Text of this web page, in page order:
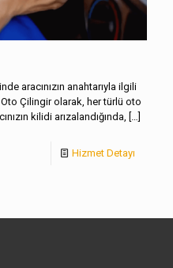
aracınızın anahtarıyla ilgili
Çilingir olarak, her türlü oto
kilidi arızalandığında, […]
Hizmet Detayı